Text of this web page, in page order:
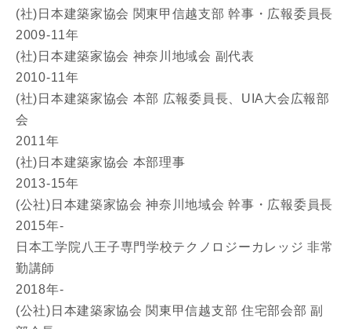
(社)日本建築家協会 関東甲信越支部 幹事・広報委員長
2009-11年
(社)日本建築家協会 神奈川地域会 副代表
2010-11年
(社)日本建築家協会 本部 広報委員長、UIA大会広報部
会
2011年
(社)日本建築家協会 本部理事
2013-15年
(公社)日本建築家協会 神奈川地域会 幹事・広報委員長
2015年-
日本工学院八王子専門学校テクノロジーカレッジ 非常
勤講師
2018年-
(公社)日本建築家協会 関東甲信越支部 住宅部会部 副
都道府県
町名
番地、建物名